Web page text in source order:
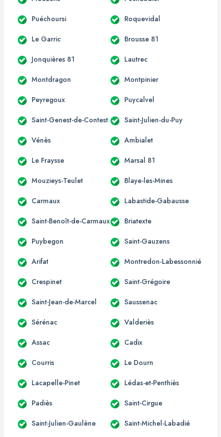
Puéchoursi Roquevidal
Le Garric Brousse 81
Jonquières 81 Lautrec
Montdragon Montpinier
Peyregoux Puycalvel
Saint-Genest-de-Contest Saint-Julien-du-Puy
Vénès Ambialet
Le Fraysse Marsal 81
Mouzieys-Teulet Blaye-les-Mines
Carmaux Labastide-Gabausse
Saint-Benoît-de-Carmaux Briatexte
Puybegon Saint-Gauzens
Arifat Montredon-Labessonnié
Crespinet Saint-Grégoire
Saint-Jean-de-Marcel Saussenac
Sérénac Valderiès
Assac Cadix
Courris Le Dourn
Lacapelle-Pinet Lédas-et-Penthiès
Padiès Saint-Cirgue
Saint-Julien-Gaulène Saint-Michel-Labadié